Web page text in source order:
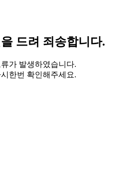
드려 죄송합니다.
가 발생하였습니다.
한번 확인해주세요.